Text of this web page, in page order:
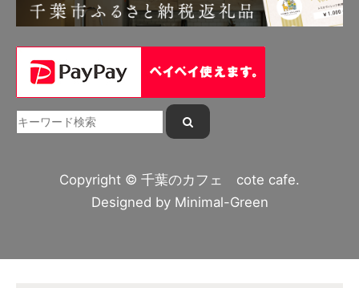
Copyright © 千葉のカフェ cote cafe.
Designed by Minimal-Green